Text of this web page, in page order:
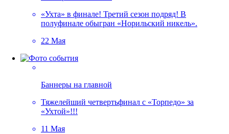
«Ухта» в финале! Третий сезон подряд! В
полуфинале обыгран «Норильский никель».
22 Мая
Баннеры на главной
Тяжелейший четвертьфинал с «Торпедо» за
«Ухтой»!!!
11 Мая